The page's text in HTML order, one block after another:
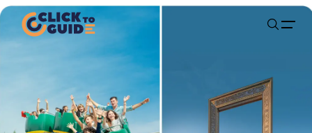
Skip to content